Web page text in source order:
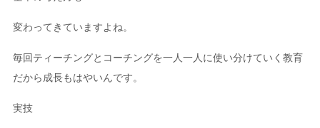
変わってきていますよね。
毎回ティーチングとコーチングを一人一人に使い分けていく教育
だから成長もはやいんです。
実技